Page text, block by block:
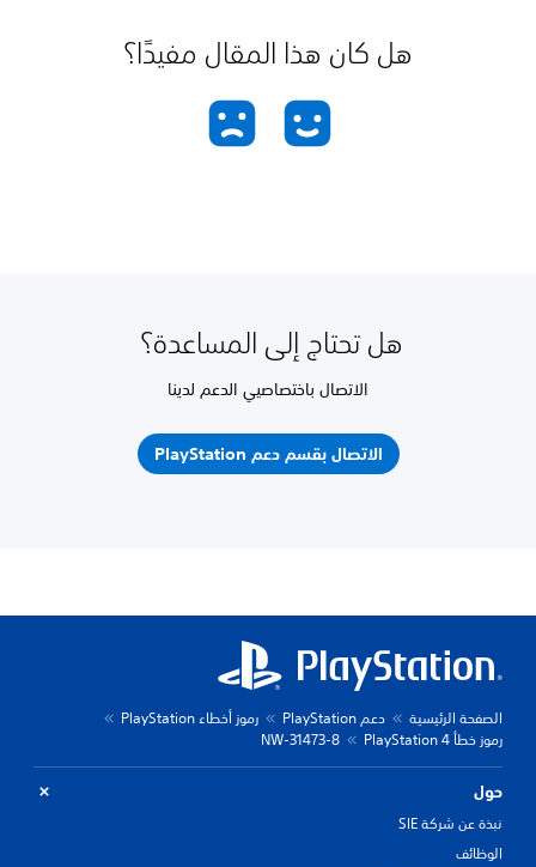
هل كان هذا المقال مفيدًا؟
هل تحتاج إلى المساعدة؟
الاتصال باختصاصيي الدعم لدينا
الاتصال بقسم دعم PlayStation
الصفحة الرئيسية دعم PlayStation
رموز أخطاء PlayStation
رموز خطأ PlayStation 4
NW-31473-8
حول
نبذة عن شركة SIE
الوظائف